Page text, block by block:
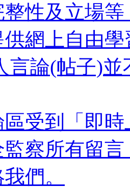
性及立場
網上自由
言論(帖子)
受到「即
察所有留
們。